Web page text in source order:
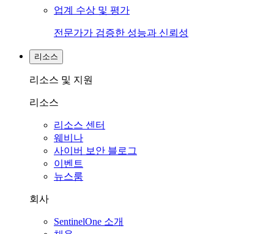
업계 수상 및 평가
전문가가 검증한 성능과 신뢰성
리소스
리소스 및 지원
리소스
리소스 센터
웨비나
사이버 보안 블로그
이벤트
뉴스룸
회사
SentinelOne 소개